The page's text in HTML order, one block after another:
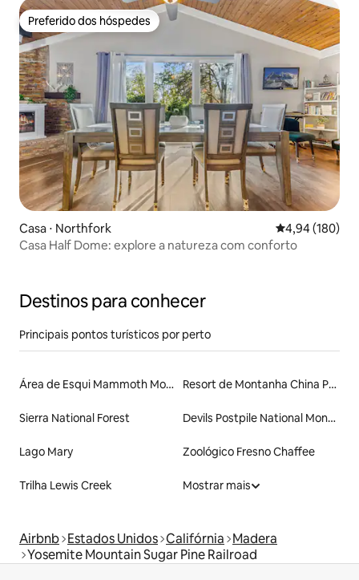
Preferido dos hóspedes
Preferido dos hóspedes
Casa ⋅ Northfork 4,94 de uma
4,94 (180)
Casa Half Dome: explore a natureza com conforto
Destinos para conhecer
Principais pontos turísticos por perto
Área de Esqui Mammoth Mountain Resort de Montanha China Peak
Sierra National Forest Devils Postpile National Monument
Lago Mary Zoológico Fresno Chaffee
Trilha Lewis Creek Mostrar mais
Airbnb Estados Unidos Califórnia Madera
Yosemite Mountain Sugar Pine Railroad